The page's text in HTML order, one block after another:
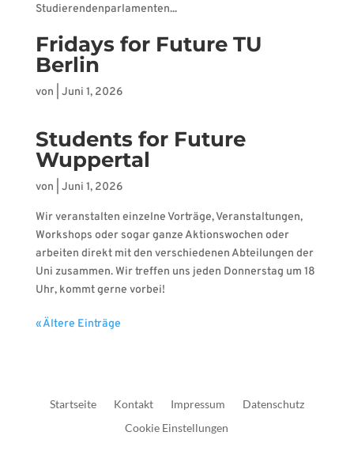
Studierendenparlamenten...
Fridays for Future TU
Berlin
von Juni 1, 2026
Students for Future
Wuppertal
von Juni 1, 2026
Wir veranstalten einzelne Vorträge, Veranstaltungen,
Workshops oder sogar ganze Aktionswochen oder
arbeiten direkt mit den verschiedenen Abteilungen der
Uni zusammen. Wir treffen uns jeden Donnerstag um 18
Uhr, kommt gerne vorbei!
« Ältere Einträge
Startseite Kontakt Impressum
Datenschutz
Cookie Einstellungen